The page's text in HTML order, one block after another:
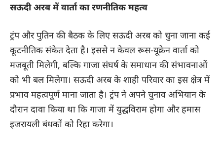
सऊदी अरब में वार्ता का रणनीतिक महत्व
ट्रंप और पुतिन की बैठक के लिए सऊदी अरब को चुना जाना कई
कूटनीतिक संकेत देता है। इससे न केवल रूस-यूक्रेन वार्ता को
मजबूती मिलेगी, बल्कि गाजा संघर्ष के समाधान की संभावनाओं
को भी बल मिलेगा। सऊदी अरब के शाही परिवार का इस क्षेत्र में
प्रभाव महत्वपूर्ण माना जाता है। ट्रंप ने अपने चुनाव अभियान के
दौरान दावा किया था कि गाजा में युद्धविराम होगा और हमास
इजरायली बंधकों को रिहा करेगा।